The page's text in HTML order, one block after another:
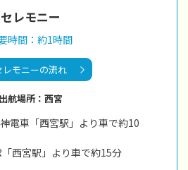
セレモニー
時間：約1時間
レモニーの流れ
出航場所：西宮
電車「西宮駅」より車で約10
西宮駅」より車で約15分